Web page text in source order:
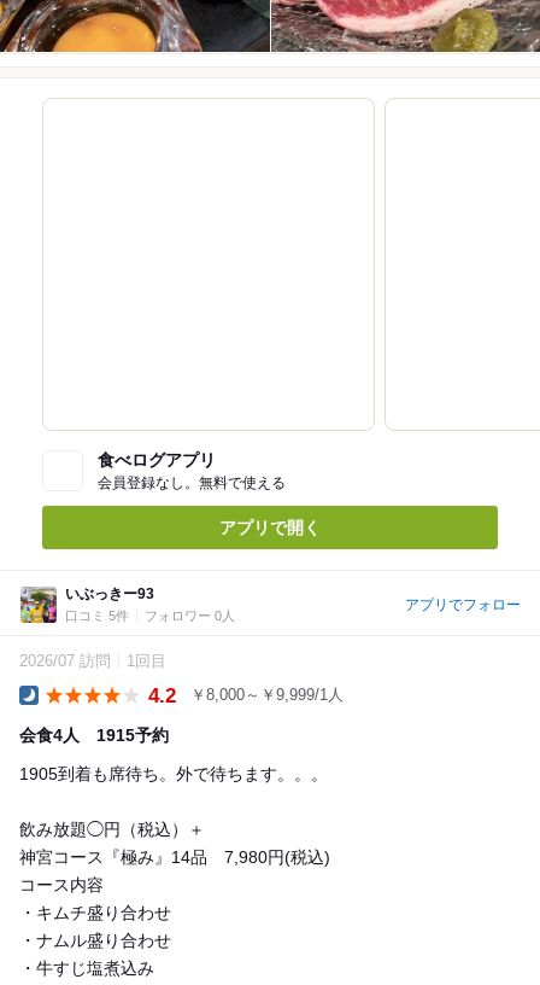
食べログアプリ
会員登録なし。無料で使える
アプリで開く
いぶっきー93
口コミ 5件 フォロワー 0人
アプリでフォロー
2026/07 訪問 1回目
4.2 ￥8,000～￥9,999/1人
会食4人 1915予約
1905到着も席待ち。外で待ちます。。。
飲み放題◯円（税込）＋
神宮コース『極み』14品 7,980円(税込)
コース内容
・キムチ盛り合わせ
・ナムル盛り合わせ
・牛すじ塩煮込み